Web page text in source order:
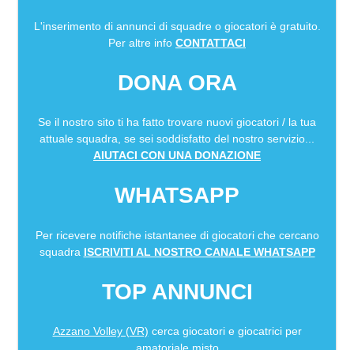
L'inserimento di annunci di squadre o giocatori è gratuito.
Per altre info CONTATTACI
DONA ORA
Se il nostro sito ti ha fatto trovare nuovi giocatori / la tua
attuale squadra, se sei soddisfatto del nostro servizio...
AIUTACI CON UNA DONAZIONE
WHATSAPP
Per ricevere notifiche istantanee di giocatori che cercano
squadra ISCRIVITI AL NOSTRO CANALE WHATSAPP
TOP ANNUNCI
Azzano Volley (VR) cerca giocatori e giocatrici per